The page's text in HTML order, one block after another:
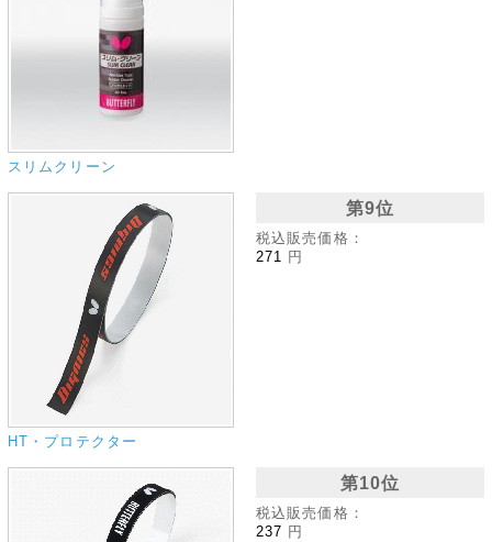
スリムクリーン
第9位
税込販売価格：
271
円
HT・プロテクター
第10位
税込販売価格：
237 円